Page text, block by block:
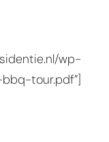
wp-
tour.pdf”]